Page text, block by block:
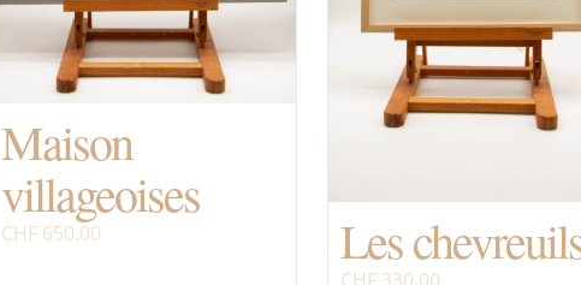
Maison
villageoises
CHF 650.00 Les